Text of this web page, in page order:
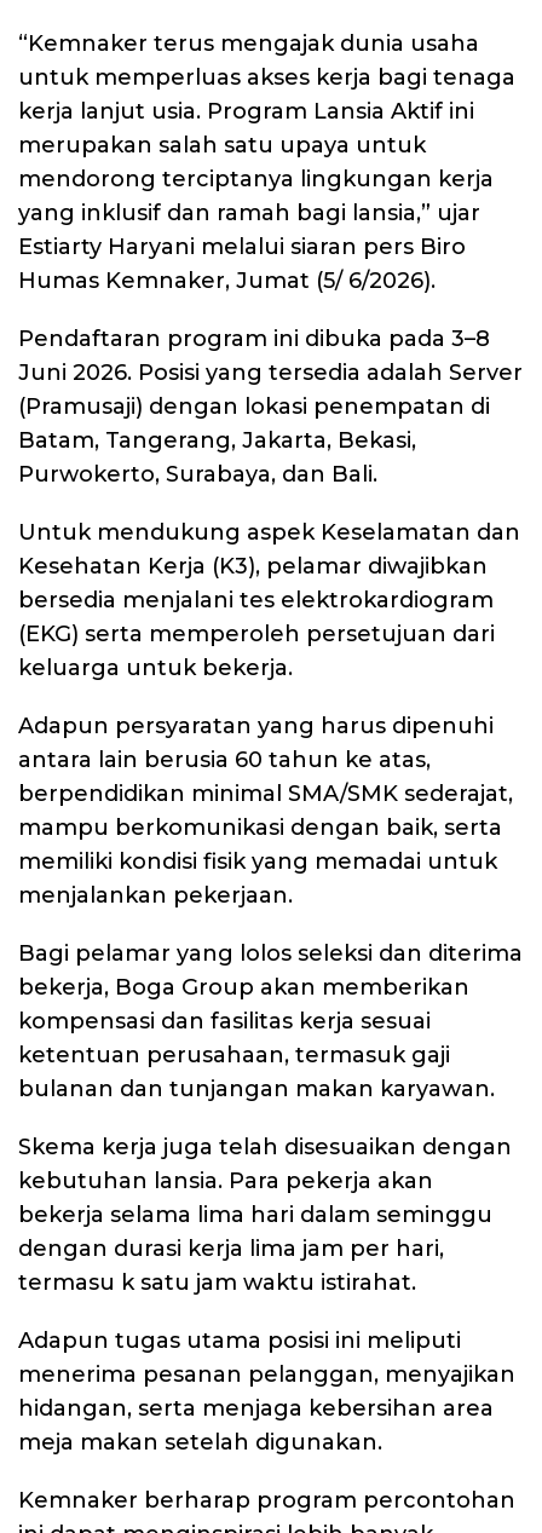
“Kemnaker terus mengajak dunia usaha
untuk memperluas akses kerja bagi tenaga
kerja lanjut usia. Program Lansia Aktif ini
merupakan salah satu upaya untuk
mendorong terciptanya lingkungan kerja
yang inklusif dan ramah bagi lansia,” ujar
Estiarty Haryani melalui siaran pers Biro
Humas Kemnaker, Jumat (5/ 6/2026).
Pendaftaran program ini dibuka pada 3–8
Juni 2026. Posisi yang tersedia adalah Server
(Pramusaji) dengan lokasi penempatan di
Batam, Tangerang, Jakarta, Bekasi,
Purwokerto, Surabaya, dan Bali.
Untuk mendukung aspek Keselamatan dan
Kesehatan Kerja (K3), pelamar diwajibkan
bersedia menjalani tes elektrokardiogram
(EKG) serta memperoleh persetujuan dari
keluarga untuk bekerja.
Adapun persyaratan yang harus dipenuhi
antara lain berusia 60 tahun ke atas,
berpendidikan minimal SMA/SMK sederajat,
mampu berkomunikasi dengan baik, serta
memiliki kondisi fisik yang memadai untuk
menjalankan pekerjaan.
Bagi pelamar yang lolos seleksi dan diterima
bekerja, Boga Group akan memberikan
kompensasi dan fasilitas kerja sesuai
ketentuan perusahaan, termasuk gaji
bulanan dan tunjangan makan karyawan.
Skema kerja juga telah disesuaikan dengan
kebutuhan lansia. Para pekerja akan
bekerja selama lima hari dalam seminggu
dengan durasi kerja lima jam per hari,
termasu k satu jam waktu istirahat.
Adapun tugas utama posisi ini meliputi
menerima pesanan pelanggan, menyajikan
hidangan, serta menjaga kebersihan area
meja makan setelah digunakan.
Kemnaker berharap program percontohan